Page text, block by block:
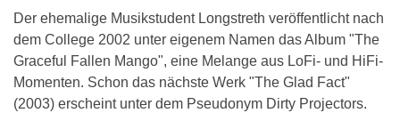
Der ehemalige Musikstudent Longstreth veröffentlicht nach
dem College 2002 unter eigenem Namen das Album "The
Graceful Fallen Mango", eine Melange aus LoFi- und HiFi-
Momenten. Schon das nächste Werk "The Glad Fact"
(2003) erscheint unter dem Pseudonym Dirty Projectors.